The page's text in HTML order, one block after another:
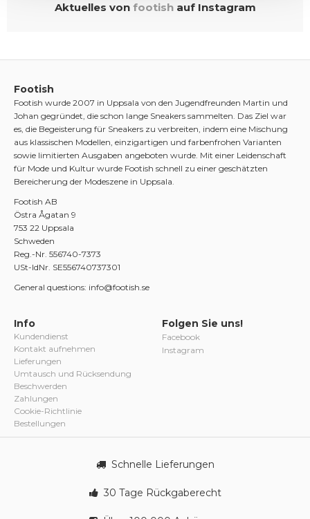
Aktuelles von footishauf Instagram
Footish
Footish wurde 2007 in Uppsala von den Jugendfreunden Martin und
Johan gegründet, die schon lange Sneakers sammelten. Das Ziel war
es, die Begeisterung für Sneakers zu verbreiten, indem eine Mischung
aus klassischen Modellen, einzigartigen und farbenfrohen Varianten
sowie limitierten Ausgaben angeboten wurde. Mit einer Leidenschaft
für Mode und Kultur wurde Footish schnell zu einer geschätzten
Bereicherung der Modeszene in Uppsala.
Footish AB
Östra Ågatan 9
753 22 Uppsala
Schweden
Reg.-Nr. 556740-7373
USt-IdNr. SE556740737301
General questions: info@footish.se
Info
Kundendienst
Kontakt aufnehmen
Lieferungen
Umtausch und Rücksendung
Beschwerden
Zahlungen
Cookie-Richtlinie
Bestellungen
Folgen Sie uns!
Facebook
Instagram
Schnelle Lieferungen
30 Tage Rückgaberecht